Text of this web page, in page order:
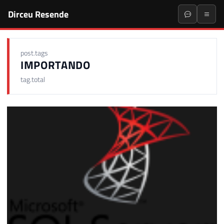
Dirceu Resende
post.tags
IMPORTANDO
tag.total